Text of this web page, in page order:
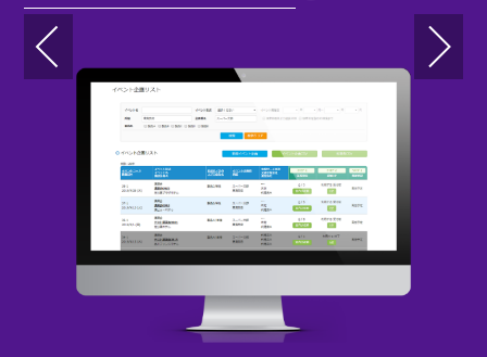
サ